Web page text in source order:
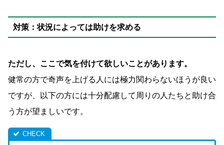
対策：状況によっては助けを求める
ただし、ここで気を付けて欲しいことがあります。
健常の方で奇声を上げる人には極力関わらないほうが良い
ですが、以下の方には十分配慮して周りの人たちと助け合
う方が望ましいです。